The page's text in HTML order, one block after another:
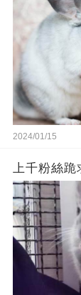
2024/01/15
上千粉絲跪